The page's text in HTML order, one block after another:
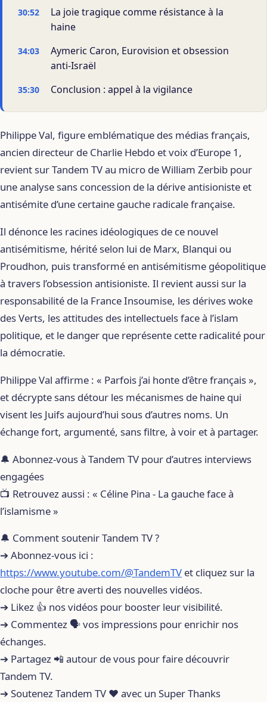
30:52
La joie tragique comme résistance à la
haine
34:03
Aymeric Caron, Eurovision et obsession
anti-Israël
35:30 Conclusion : appel à la vigilance
Philippe Val, figure emblématique des médias français,
ancien directeur de Charlie Hebdo et voix d’Europe 1,
revient sur Tandem TV au micro de William Zerbib pour
une analyse sans concession de la dérive antisioniste et
antisémite d’une certaine gauche radicale française.
Il dénonce les racines idéologiques de ce nouvel
antisémitisme, hérité selon lui de Marx, Blanqui ou
Proudhon, puis transformé en antisémitisme géopolitique
à travers l’obsession antisioniste. Il revient aussi sur la
responsabilité de la France Insoumise, les dérives woke
des Verts, les attitudes des intellectuels face à l’islam
politique, et le danger que représente cette radicalité pour
la démocratie.
Philippe Val affirme : « Parfois j’ai honte d’être français »,
et décrypte sans détour les mécanismes de haine qui
visent les Juifs aujourd’hui sous d’autres noms. Un
échange fort, argumenté, sans filtre, à voir et à partager.
🔔 Abonnez-vous à Tandem TV pour d’autres interviews
engagées
📺 Retrouvez aussi : « Céline Pina - La gauche face à
l’islamisme »
🔔 Comment soutenir Tandem TV ?
➔ Abonnez-vous ici :
https://www.youtube.com/@TandemTV et cliquez sur la
cloche pour être averti des nouvelles vidéos.
➔ Likez 👍 nos vidéos pour booster leur visibilité.
➔ Commentez 🗣️ vos impressions pour enrichir nos
échanges.
➔ Partagez 📲 autour de vous pour faire découvrir
Tandem TV.
➔ Soutenez Tandem TV ❤️ avec un Super Thanks